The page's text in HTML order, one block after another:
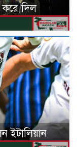
দিল
ইটালিয়ান